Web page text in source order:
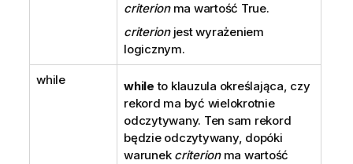
criterionma wartość True.
criterionjest wyrażeniem
logicznym.
while while to klauzula określająca, czy
rekord ma być wielokrotnie
odczytywany. Ten sam rekord
będzie odczytywany, dopóki
warunek criterionma wartość